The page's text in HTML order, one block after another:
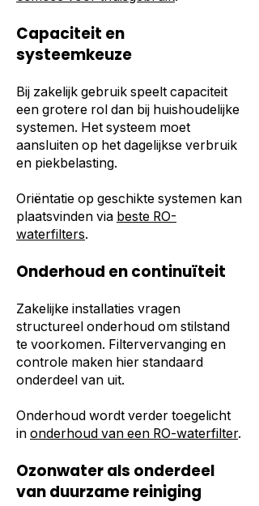
Capaciteit en
systeemkeuze
Bij zakelijk gebruik speelt capaciteit
een grotere rol dan bij huishoudelijke
systemen. Het systeem moet
aansluiten op het dagelijkse verbruik
en piekbelasting.
Oriëntatie op geschikte systemen kan
plaatsvinden via beste RO-
waterfilters.
Onderhoud en continuïteit
Zakelijke installaties vragen
structureel onderhoud om stilstand
te voorkomen. Filtervervanging en
controle maken hier standaard
onderdeel van uit.
Onderhoud wordt verder toegelicht
in onderhoud van een RO-waterfilter.
Ozonwater als onderdeel
van duurzame reiniging